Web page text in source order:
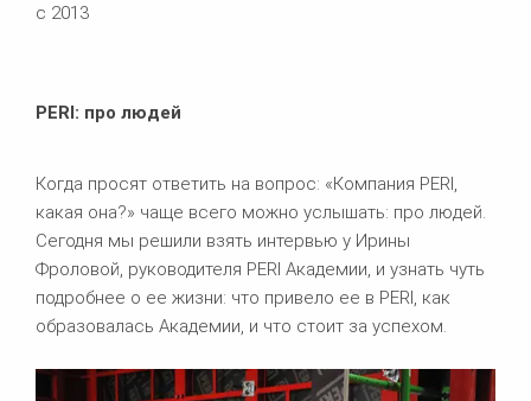
с 2013
PERI: про людей
Когда просят ответить на вопрос: «Компания PERI,
какая она?» чаще всего можно услышать: про людей.
Сегодня мы решили взять интервью у Ирины
Фроловой, руководителя PERI Академии, и узнать чуть
подробнее о ее жизни: что привело ее в PERI, как
образовалась Академии, и что стоит за успехом.